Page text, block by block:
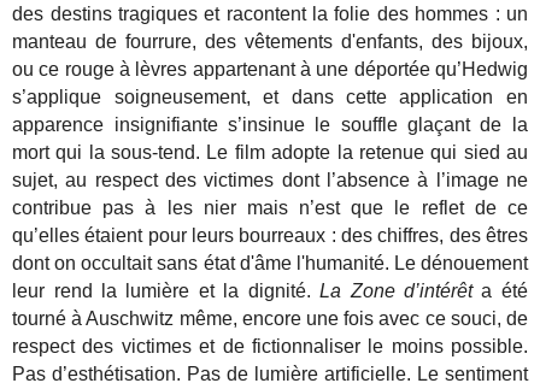
des destins tragiques et racontent la folie des hommes : un
manteau de fourrure, des vêtements d'enfants, des bijoux,
ou ce rouge à lèvres appartenant à une déportée qu’Hedwig
s’applique soigneusement, et dans cette application en
apparence insignifiante s’insinue le souffle glaçant de la
mort qui la sous-tend. Le film adopte la retenue qui sied au
sujet, au respect des victimes dont l’absence à l’image ne
contribue pas à les nier mais n’est que le reflet de ce
qu’elles étaient pour leurs bourreaux : des chiffres, des êtres
dont on occultait sans état d'âme l'humanité. Le dénouement
leur rend la lumière et la dignité.La Zone d’intérêta été
tourné à Auschwitz même, encore une fois avec ce souci, de
respect des victimes et de fictionnaliser le moins possible.
Pas d’esthétisation. Pas de lumière artificielle. Le sentiment